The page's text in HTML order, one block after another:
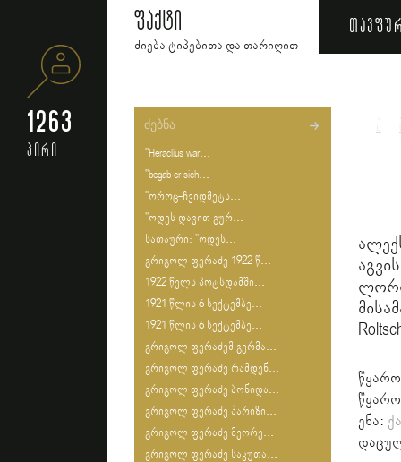
ფაქტი
ძიება ტიპებითა და თარიღით
1263
პირი
"Heraclius war...
"begab er sich...
"ოროც-ჩვიდმეტს...
"ოდეს დავით გურ...
სათაური: "ოდეს...
გრიგოლ ფერაძე 1922 წ...
1922 წელს პოტსდამში...
1921 წლის 6 სექტემბე...
1921 წლის 6 სექტემბე...
გრიგოლ ფერაძემ გერმა...
გრიგოლ ფერაძე რამდენ...
გრიგოლ ფერაძე ბონიდა...
გრიგოლ ფერაძე პარიზი...
გრიგოლ ფერაძე მეორე...
გრიგოლ ფერაძე საკუთა...
ენა: